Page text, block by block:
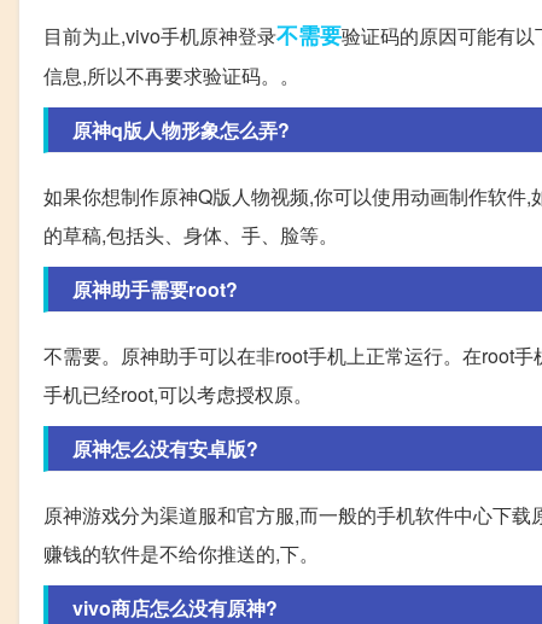
目前为止,vivo手机原神登录不需要验证码的原因可能有
信息,所以不再要求验证码。。
原神q版人物形象怎么弄?
如果你想制作原神Q版人物视频,你可以使用动画制作软件
的草稿,包括头、身体、手、脸等。
原神助手需要root?
不需要。原神助手可以在非root手机上正常运行。在root
手机已经root,可以考虑授权原。
原神怎么没有安卓版?
原神游戏分为渠道服和官方服,而一般的手机软件中心下
赚钱的软件是不给你推送的,下。
vivo商店怎么没有原神?